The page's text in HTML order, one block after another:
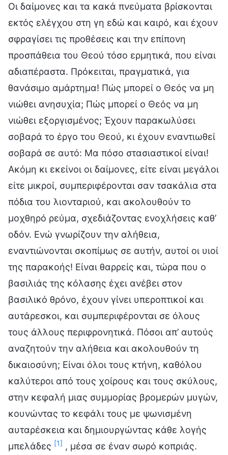
Οι δαίμονες και τα κακά πνεύματα βρίσκονται
εκτός ελέγχου στη γη εδώ και καιρό, και έχουν
σφραγίσει τις προθέσεις και την επίπονη
προσπάθεια του Θεού τόσο ερμητικά, που είναι
αδιαπέραστα. Πρόκειται, πραγματικά, για
θανάσιμο αμάρτημα! Πώς μπορεί ο Θεός να μη
νιώθει ανησυχία; Πώς μπορεί ο Θεός να μη
νιώθει εξοργισμένος; Έχουν παρακωλύσει
σοβαρά το έργο του Θεού, κι έχουν εναντιωθεί
σοβαρά σε αυτό: Μα πόσο στασιαστικοί είναι!
Ακόμη κι εκείνοι οι δαίμονες, είτε είναι μεγάλοι
είτε μικροί, συμπεριφέρονται σαν τσακάλια στα
πόδια του λιονταριού, και ακολουθούν το
μοχθηρό ρεύμα, σχεδιάζοντας ενοχλήσεις καθ’
οδόν. Ενώ γνωρίζουν την αλήθεια,
εναντιώνονται σκοπίμως σε αυτήν, αυτοί οι υιοί
της παρακοής! Είναι θαρρείς και, τώρα που ο
βασιλιάς της κόλασης έχει ανέβει στον
βασιλικό θρόνο, έχουν γίνει υπεροπτικοί και
αυτάρεσκοι, και συμπεριφέρονται σε όλους
τους άλλους περιφρονητικά. Πόσοι απ’ αυτούς
αναζητούν την αλήθεια και ακολουθούν τη
δικαιοσύνη; Είναι όλοι τους κτήνη, καθόλου
καλύτεροι από τους χοίρους και τους σκύλους,
στην κεφαλή μιας συμμορίας βρομερών μυγών,
κουνώντας το κεφάλι τους με ψωνισμένη
αυταρέσκεια και δημιουργώντας κάθε λογής
μπελάδες [1] , μέσα σε έναν σωρό κοπριάς.